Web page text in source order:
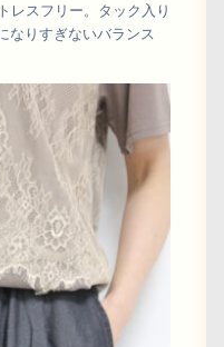
レスフリー。タック入り
なりすぎないバランス